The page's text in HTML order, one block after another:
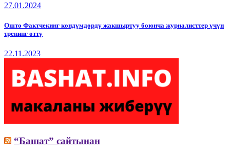
27.01.2024
Ошто Фактчекинг көндүмдөрдү жакшыртуу боюнча журналисттер үчүн
тренинг өттү
22.11.2023
“Башат” сайтынан